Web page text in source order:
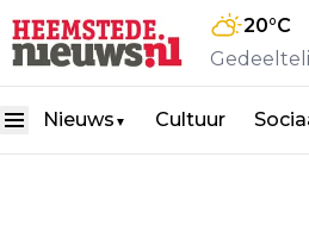
20°C
Nieuws ▼ Cultuur